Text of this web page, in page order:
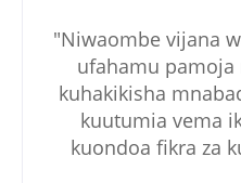
"Niwaombe vijana
ufahamu
kuhakikisha
kuutumia vema
kuondoa fikra za